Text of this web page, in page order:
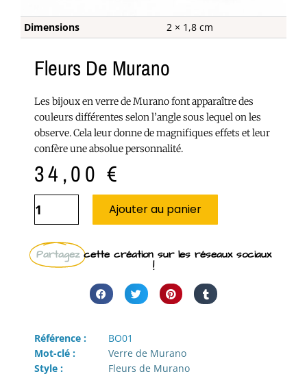
Dimensions 2 × 1,8 cm
Fleurs De Murano
Les bijoux en verre de Murano font apparaître des
couleurs différentes selon l’angle sous lequel on les
observe. Cela leur donne de magnifiques effets et leur
confère une absolue personnalité.
34,00€
Ajouter au panier
Partagez cette création sur les réseaux sociaux
!
Référence :
BO01
Mot-clé :
Verre de Murano
Style :
Fleurs de Murano